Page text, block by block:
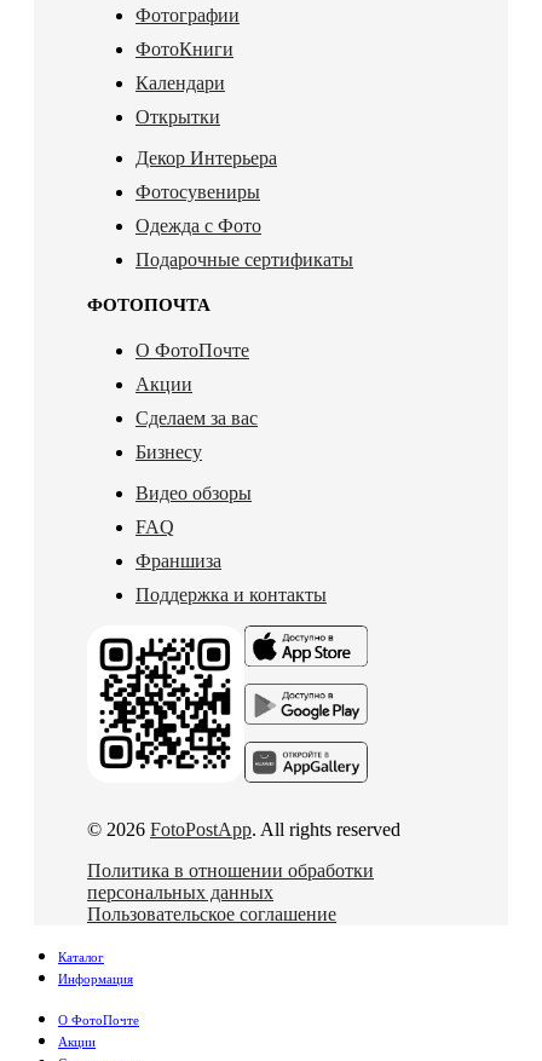
Фотографии
ФотоКниги
Календари
Открытки
Декор Интерьера
Фотосувениры
Одежда с Фото
Подарочные сертификаты
ФОТОПОЧТА
О ФотоПочте
Акции
Сделаем за вас
Бизнесу
Видео обзоры
FAQ
Франшиза
Поддержка и контакты
© 2026 FotoPostApp. All rights reserved
Политика в отношении обработки
персональных данных
Пользовательское соглашение
Каталог
Информация
О ФотоПочте
Акции